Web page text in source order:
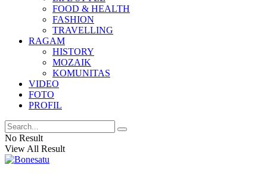
FOOD & HEALTH
FASHION
TRAVELLING
RAGAM
HISTORY
MOZAIK
KOMUNITAS
VIDEO
FOTO
PROFIL
No Result
View All Result